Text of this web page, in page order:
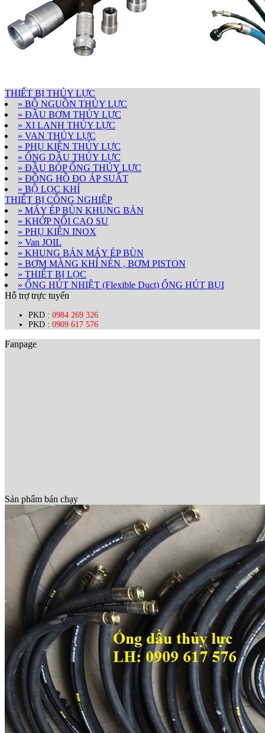
THIẾT BỊ THỦY LỰC
» BỘ NGUỒN THỦY LỰC
» ĐẦU BƠM THỦY LỰC
» XI LANH THỦY LỰC
» VAN THỦY LỰC
» PHỤ KIỆN THỦY LỰC
» ỐNG DẦU THỦY LỰC
» ĐẦU BÓP ỐNG THỦY LỰC
» ĐỒNG HỒ ĐO ÁP SUẤT
» BỘ LỌC KHÍ
THIẾT BỊ CÔNG NGHIỆP
» MÁY ÉP BÙN KHUNG BẢN
» KHỚP NỐI CAO SU
» PHỤ KIỆN INOX
» Van JOIL
» KHUNG BẢN MÁY ÉP BÙN
» BƠM MÀNG KHÍ NÉN , BƠM PISTON
» THIẾT BỊ LỌC
» ỐNG HÚT NHIỆT (Flexible Duct) ỐNG HÚT BỤI
Hỗ trợ trực tuyến
PKD : 0984 269 326
PKD : 0909 617 576
Fanpage
Sản phẩm bán chạy